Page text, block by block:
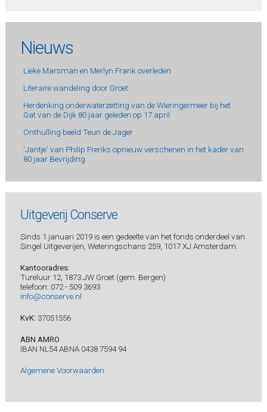
Nieuws
Lieke Marsman en Merlyn Frank overleden
Literaire wandeling door Groet
Herdenking onderwaterzetting van de Wieringermeer bij het
Gat van de Dijk 80 jaar geleden op 17 april
Onthulling beeld Teun de Jager
'Jantje' van Philip Freriks opnieuw verschenen in het kader van
80 jaar Bevrijding
Uitgeverij Conserve
Sinds 1 januari 2019 is een gedeelte van het fonds onderdeel van
Singel Uitgeverijen, Weteringschans 259, 1017 XJ Amsterdam.
Kantooradres:
Tureluur 12, 1873 JW Groet (gem. Bergen)
telefoon: 072 - 509 3693
info@conserve.nl
KvK: 37051556
ABN AMRO
IBAN NL54 ABNA 0438 7594 94
Algemene Voorwaarden